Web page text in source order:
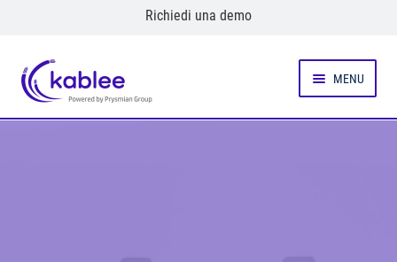
Richiedi una demo
Vai
alla
Vai
al
MENU